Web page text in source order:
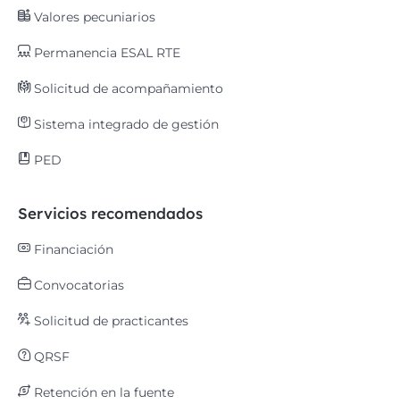
Valores pecuniarios
Permanencia ESAL RTE
Solicitud de acompañamiento
Sistema integrado de gestión
PED
Servicios recomendados
Financiación
Convocatorias
Solicitud de practicantes
QRSF
Retención en la fuente